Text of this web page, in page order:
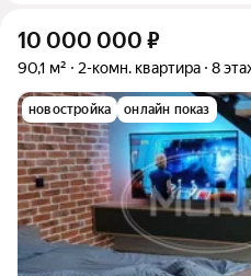
10 000 000 ₽
90,1 м² 2-комн. квартира 8
новостройка онлайн показ